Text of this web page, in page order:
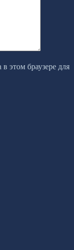
этом браузере для